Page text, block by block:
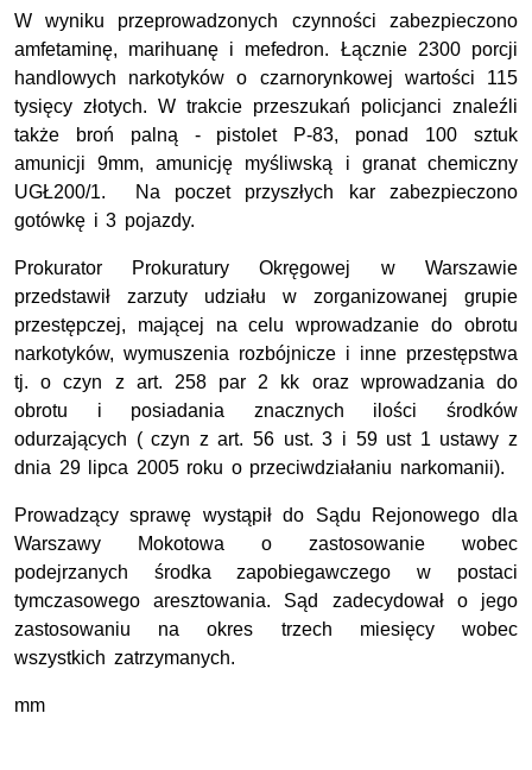
W wyniku przeprowadzonych czynności zabezpieczono
amfetaminę, marihuanę i mefedron. Łącznie 2300 porcji
handlowych narkotyków o czarnorynkowej wartości 115
tysięcy złotych. W trakcie przeszukań policjanci znaleźli
także broń palną - pistolet P-83, ponad 100 sztuk
amunicji 9mm, amunicję myśliwską i granat chemiczny
UGŁ200/1. Na poczet przyszłych kar zabezpieczono
gotówkę i 3 pojazdy.
Prokurator Prokuratury Okręgowej w Warszawie
przedstawił zarzuty udziału w zorganizowanej grupie
przestępczej, mającej na celu wprowadzanie do obrotu
narkotyków, wymuszenia rozbójnicze i inne przestępstwa
tj. o czyn z art. 258 par 2 kk oraz wprowadzania do
obrotu i posiadania znacznych ilości środków
odurzających ( czyn z art. 56 ust. 3 i 59 ust 1 ustawy z
dnia 29 lipca 2005 roku o przeciwdziałaniu narkomanii).
Prowadzący sprawę wystąpił do Sądu Rejonowego dla
Warszawy Mokotowa o zastosowanie wobec
podejrzanych środka zapobiegawczego w postaci
tymczasowego aresztowania. Sąd zadecydował o jego
zastosowaniu na okres trzech miesięcy wobec
wszystkich zatrzymanych.
mm